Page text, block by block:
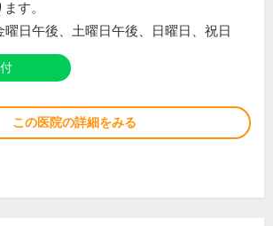
す。
曜日午後、土曜日午後、日曜日、祝日
この医院の詳細をみる